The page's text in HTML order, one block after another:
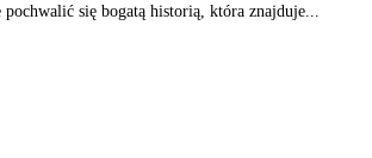
się bogatą historią, która znajduje...